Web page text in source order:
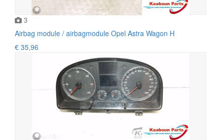
3
Airbag module / airbagmodule Opel Astra Wagon H
€ 35,96